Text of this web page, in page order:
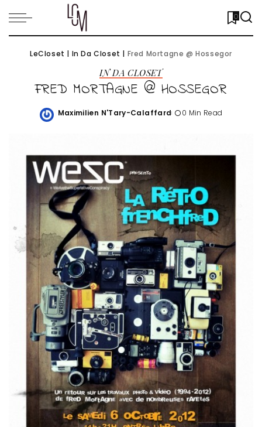
0
LeCloset | In Da Closet | Fred Mortagne @ Hossegor
IN DA CLOSET
FRED MORTAGNE @ HOSSEGOR
Posted
Maximilien N'Tary-Calaffard 0 Min Read